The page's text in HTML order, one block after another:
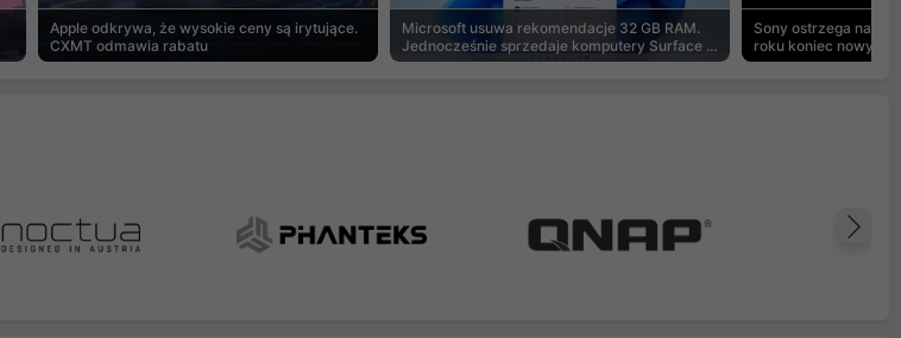
Apple odkrywa, że wysokie ceny są irytujące.
CXMT odmawia rabatu
Microsoft usuwa rekomendacje 32 GB RAM.
Jednocześnie sprzedaje komputery Surface z
8 GB
Sony ostrzega na
roku koniec nowych